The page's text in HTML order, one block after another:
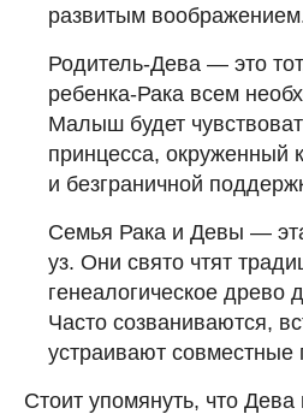
развитым
Родитель-Дева — это
ребенка-Рака всем
Малыш будет
принцесса,
и безграничной
Семья Рака и Девы —
уз. Они свято чтят
генеалогическое древо
Часто созваниваются,
устраивают совместные
Стоит упомянуть, что